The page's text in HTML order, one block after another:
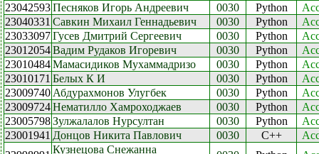
23042593Песняков Игорь Андреевич 0030 Python
23040331 Савкин Михаил Геннадьевич 0030 Python
23033097Гусев Дмитрий Сергеевич 0030 Python
23012054Вадим Рудаков Игоревич 0030 Python
23010484Мамасидиков Мухаммадризо 0030 Python
23010171 Белых К И 0030 Python
23009740 Абдурахмонов Улугбек 0030 Python
23009724Нематилло Хамроходжаев 0030 Python
23005798Зулжалалов Нурсултан 0030 Python
23001941 Донцов Никита Павлович 0030 C++
Кузнецова Снежанна